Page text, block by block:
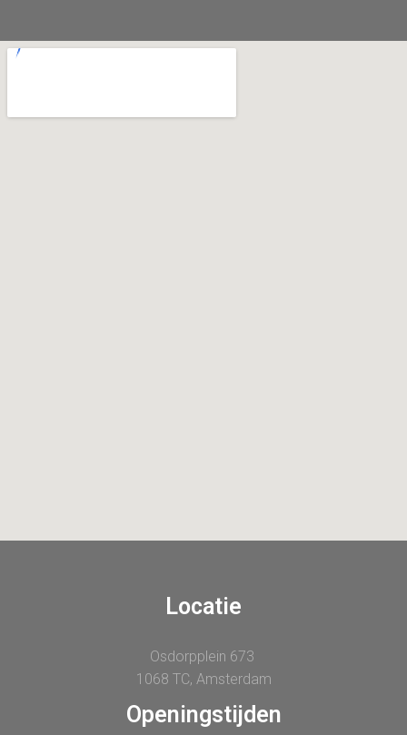
Locatie
Osdorpplein 673
1068 TC, Amsterdam
Openingstijden